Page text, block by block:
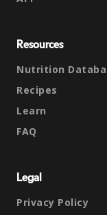
Resources
Nutrition
Recipes
Learn
FAQ
Legal
Privacy Policy